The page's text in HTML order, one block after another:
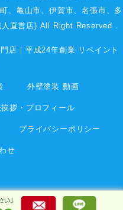
、 亀山市 、伊賀市 、名張市 、多
直営店) All Right Reserved .
店｜平成24年創業 リペイント
外壁塗装 動画
拶・プロフィール
プライバシーポリシー
せ